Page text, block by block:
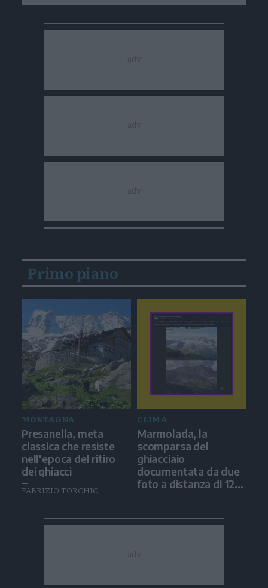
Primo piano
MONTAGNA
Presanella, meta
classica che resiste
nell'epoca del ritiro
dei ghiacci
FABRIZIO TORCHIO
CLIMA
Marmolada, la
scomparsa del
ghiacciaio
documentata da due
foto a distanza di 12